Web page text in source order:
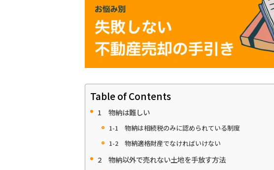
Table of Contents
1 物納は難しい
1-1 物納は相続税のみに認められている制度
1-2 物納適格財産でなければいけない
2 物納以外で売れない土地を手放す方法